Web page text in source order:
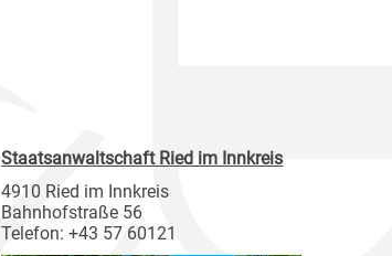
Staatsanwaltschaft Ried im Innkreis
4910 Ried im Innkreis
Bahnhofstraße 56
Telefon: +43 57 60121